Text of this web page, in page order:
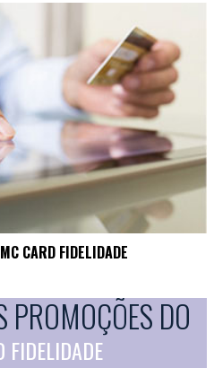
CARD FIDELIDADE
PROMOÇÕES DO
FIDELIDADE